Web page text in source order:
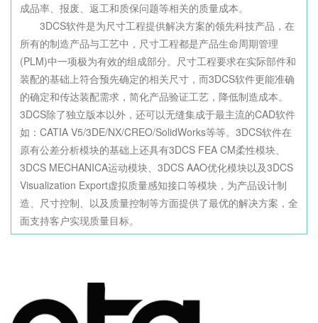
成品率、报废、返工和质保问题等相关的质量成本。
3DCS软件是为尺寸工程提供解决方案的领先科技产品，在
所有的制造产品与工艺中，尺寸工程都是产品生命周期管理
(PLM)中一项极为有效的组成部分。尺寸工程要求在实际部件和
装配的基础上符合预先确定的相关尺寸，而3DCS软件更能准确
的确定和传达装配需求，简化产品验证工艺，降低制造成本。
3DCS除了独立版本以外，还可以无缝集成于最主流的CAD软件
如：CATIA V5/3DE/NX/CREO/SolidWorks等等。3DCS软件在
原有公差分析模块的基础上还具有3DCS FEA CM柔性模块、
3DCS MECHANICA运动模块、3DCS AAO优化模块以及3DCS
Visualization Export虚拟质量感知接口等模块，为产品设计制
造、尺寸控制、以及质量控制等方面提供了最优的解决方案，全
面支持客户实现质量目标。